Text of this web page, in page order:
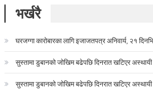
भर्खरै
घरजग्गा कारोबारका लागि इजाजतपत्र अनिवार्य, २१
सुस्तामा डुबानको जोखिम बढेपछि दिनरात खटिएर
सुस्तामा डुबानको जोखिम बढेपछि दिनरात खटिएर